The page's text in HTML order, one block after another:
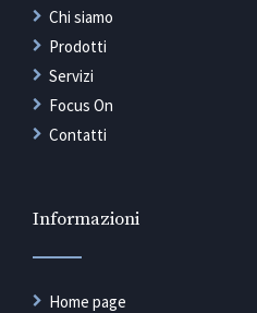
Chi siamo
Prodotti
Servizi
Focus On
Contatti
Informazioni
Home page